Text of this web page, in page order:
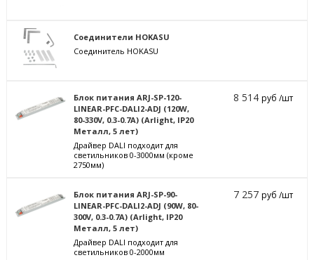
Соединители HOKASU
Соединитель HOKASU
Блок питания ARJ-SP-120-
LINEAR-PFC-DALI2-ADJ (120W,
80-330V, 0.3-0.7A) (Arlight, IP20
Металл, 5 лет)
Драйвер DALI подходит для
светильников 0-3000мм (кроме
2750мм)
8 514руб /шт
Блок питания ARJ-SP-90-
LINEAR-PFC-DALI2-ADJ (90W, 80-
300V, 0.3-0.7A) (Arlight, IP20
Металл, 5 лет)
Драйвер DALI подходит для
светильников 0-2000мм
7 257руб /шт